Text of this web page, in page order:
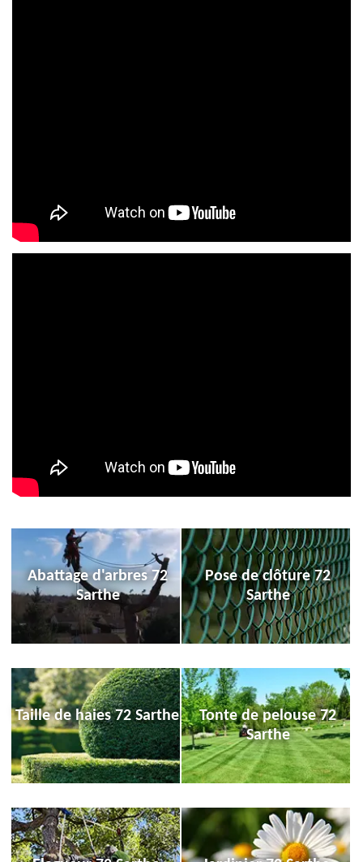
Abattage d'arbres 72
Sarthe
Pose de clôture 72
Sarthe
Taille de haies 72 Sarthe
Tonte de pelouse 72
Sarthe